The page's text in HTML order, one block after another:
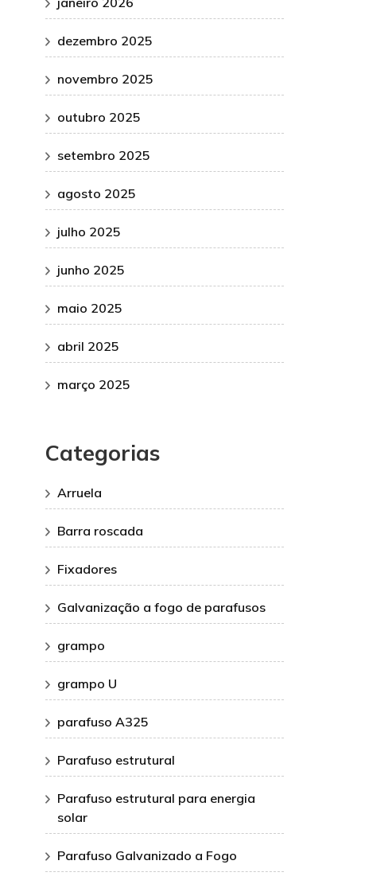
dezembro 2025
novembro 2025
outubro 2025
setembro 2025
agosto 2025
julho 2025
junho 2025
maio 2025
abril 2025
março 2025
Categorias
Arruela
Barra roscada
Fixadores
Galvanização a fogo de parafusos
grampo
grampo U
parafuso A325
Parafuso estrutural
Parafuso estrutural para energia
solar
Parafuso Galvanizado a Fogo